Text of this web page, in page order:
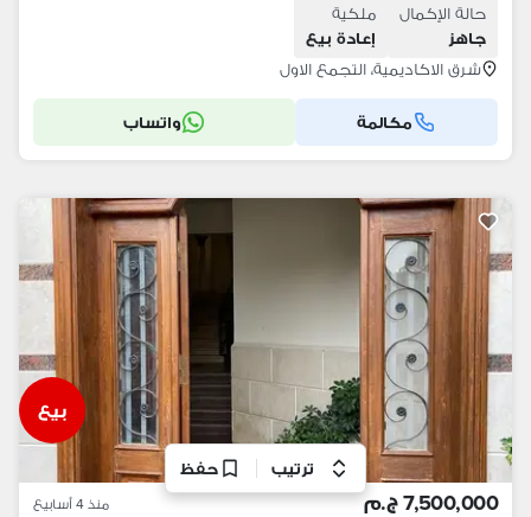
حالة الإكمال
جاهز
ملكية
إعادة بيع
شرق الاكاديمية، التجمع الاول
مكالمة واتساب
7,500,000 ج.م منذ 4 أسابيع
بيع
ترتيب حفظ